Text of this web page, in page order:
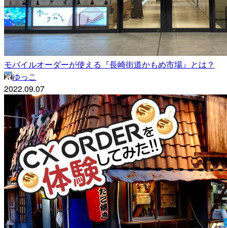
モバイルオーダーが使える『長崎街道かもめ市場』とは？
ゆっこ
2022.09.07